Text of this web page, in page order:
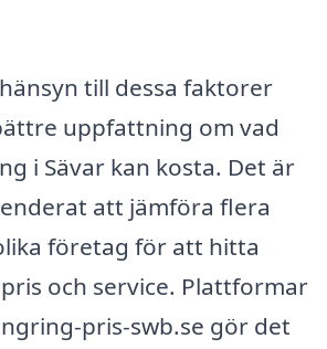
till dessa faktorer
uppfattning om vad
i Sävar kan kosta. Det är
att jämföra flera
företag för att hitta
och service. Plattformar
pris-swb.se gör det